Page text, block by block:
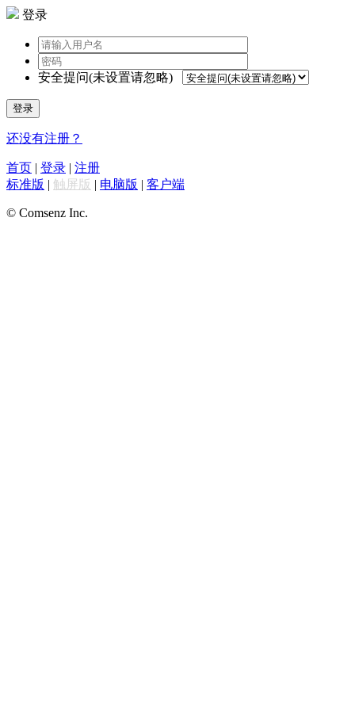
登录
安全提问(未设置请忽略)
登录
还没有注册？
首页 | 登录 | 注册
标准版 | 触屏版 | 电脑版 | 客户端
© Comsenz Inc.